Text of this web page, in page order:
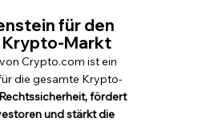
für den
Krypto-Markt
Crypto.com ist ein
die gesamte Krypto-
Rechtssicherheit, fördert
und stärkt die